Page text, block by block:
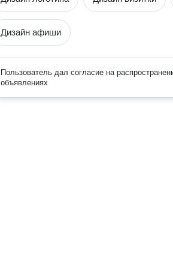
Дизайн афиши
Пользователь дал согласие на
объявлениях